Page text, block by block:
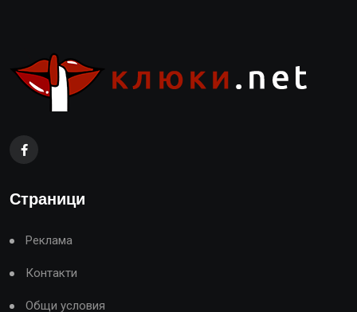
Страници
Реклама
Контакти
Общи условия